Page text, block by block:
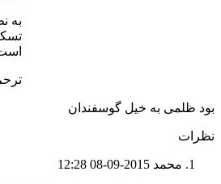
به
بود ظلمی به خیل گوسفندان
نظرات
محمد 2015-09-08 12:28